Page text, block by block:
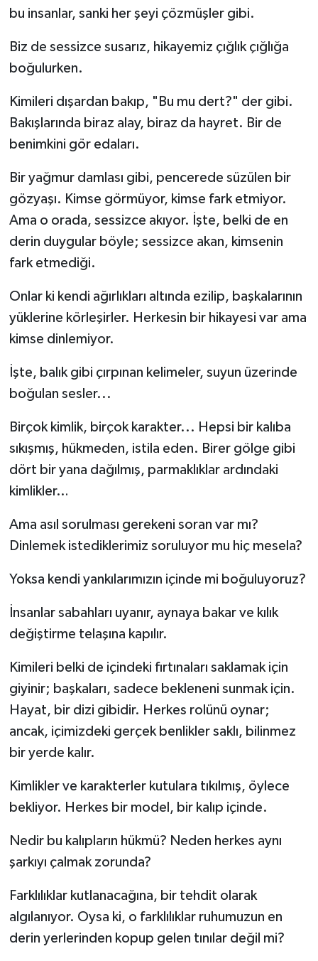
bu insanlar, sanki her şeyi çözmüşler gibi.
Biz de sessizce susarız, hikayemiz çığlık çığlığa
boğulurken.
Kimileri dışardan bakıp, "Bu mu dert?" der gibi.
Bakışlarında biraz alay, biraz da hayret. Bir de
benimkini gör edaları.
Bir yağmur damlası gibi, pencerede süzülen bir
gözyaşı. Kimse görmüyor, kimse fark etmiyor.
Ama o orada, sessizce akıyor. İşte, belki de en
derin duygular böyle; sessizce akan, kimsenin
fark etmediği.
Onlar ki kendi ağırlıkları altında ezilip, başkalarının
yüklerine körleşirler. Herkesin bir hikayesi var ama
kimse dinlemiyor.
İşte, balık gibi çırpınan kelimeler, suyun üzerinde
boğulan sesler...
Birçok kimlik, birçok karakter... Hepsi bir kalıba
sıkışmış, hükmeden, istila eden. Birer gölge gibi
dört bir yana dağılmış, parmaklıklar ardındaki
kimlikler…
Ama asıl sorulması gerekeni soran var mı?
Dinlemek istediklerimiz soruluyor mu hiç mesela?
Yoksa kendi yankılarımızın içinde mi boğuluyoruz?
İnsanlar sabahları uyanır, aynaya bakar ve kılık
değiştirme telaşına kapılır.
Kimileri belki de içindeki fırtınaları saklamak için
giyinir; başkaları, sadece bekleneni sunmak için.
Hayat, bir dizi gibidir. Herkes rolünü oynar;
ancak, içimizdeki gerçek benlikler saklı, bilinmez
bir yerde kalır.
Kimlikler ve karakterler kutulara tıkılmış, öylece
bekliyor. Herkes bir model, bir kalıp içinde.
Nedir bu kalıpların hükmü? Neden herkes aynı
şarkıyı çalmak zorunda?
Farklılıklar kutlanacağına, bir tehdit olarak
algılanıyor. Oysa ki, o farklılıklar ruhumuzun en
derin yerlerinden kopup gelen tınılar değil mi?